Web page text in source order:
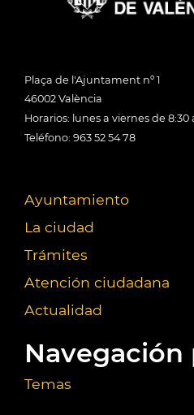
Plaça de l'Ajuntament nº 1
46002 València
Horarios: lunes a viernes de 8:30
Teléfono: 963 52 54 78
Ayuntamiento
La ciudad
Trámites
Atención ciudadana
Actualidad
Navegación
Temas